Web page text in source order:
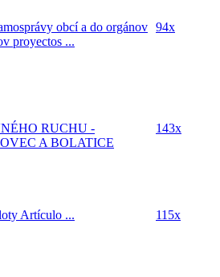
obcí a do orgánov
proyectos ...
94x
RUCHU -
A BOLATICE
143x
Artículo ... 115x